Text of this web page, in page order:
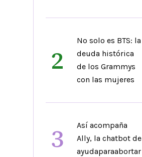
2
No solo es BTS: la
deuda histórica
de los Grammys
con las mujeres
3
Así acompaña
Ally, la chatbot de
ayudaparaabortar